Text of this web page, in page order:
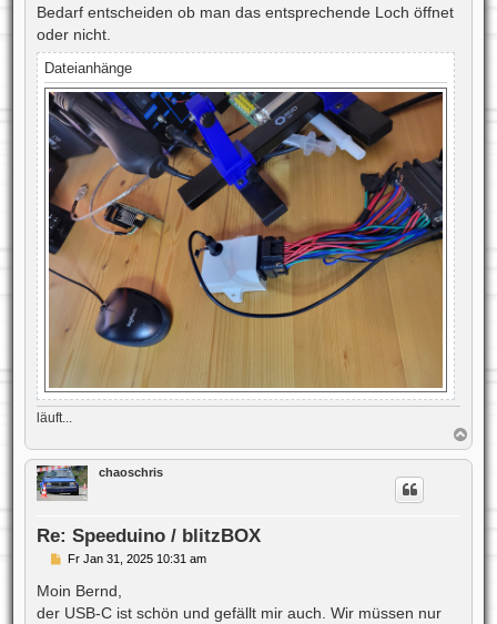
Bedarf entscheiden ob man das entsprechende Loch öffnet
oder nicht.
Dateianhänge
läuft...
a
c
chaoschris
Re: Speeduino / blitzBOX
B
i
t
r
Fr Jan 31, 2025 10:31 am
Moin Bernd,
der USB-C ist schön und gefällt mir auch. Wir müssen nur